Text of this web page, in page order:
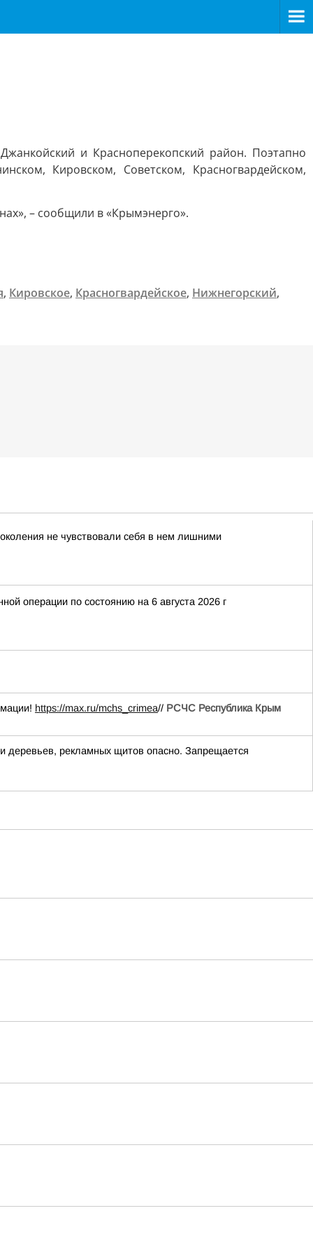
и Красноперекопский район. Поэтапно
Кировском, Советском, Красногвардейском,
– сообщили в «Крымэнерго».
, Кировское, Красногвардейское, Нижнегорский,
не чувствовали себя в нем лишними
операции по состоянию на 6 августа 2026 г
https://max.ru/mchs_crimea// РСЧС Республика Крым
деревьев, рекламных щитов опасно. Запрещается